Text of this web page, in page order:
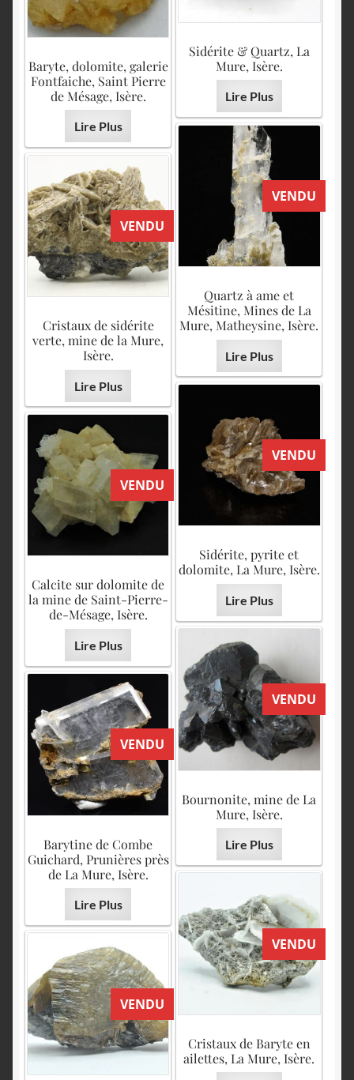
Sidérite & Quartz, La
Mure, Isère.
Lire Plus
Baryte, dolomite, galerie
Fontfaiche, Saint Pierre
de Mésage, Isère.
Lire Plus
VENDU
Quartz à ame et
Mésitine, Mines de La
Mure, Matheysine, Isère.
Lire Plus
VENDU
Cristaux de sidérite
verte, mine de la Mure,
Isère.
Lire Plus
VENDU
Sidérite, pyrite et
dolomite, La Mure, Isère.
Lire Plus
VENDU
Calcite sur dolomite de
la mine de Saint-Pierre-
de-Mésage, Isère.
Lire Plus
VENDU
Bournonite, mine de La
Mure, Isère.
Lire Plus
VENDU
Barytine de Combe
Guichard, Prunières près
de La Mure, Isère.
Lire Plus
VENDU
Cristaux de Baryte en
ailettes, La Mure, Isère.
VENDU